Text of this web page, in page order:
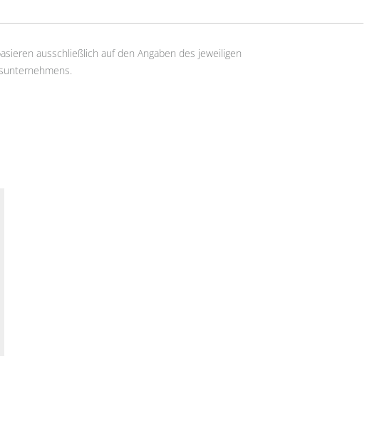
ausschließlich auf den Angaben des jeweiligen